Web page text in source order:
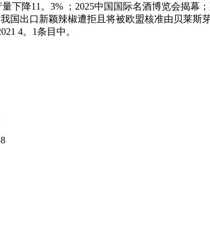
下降11。3% ；2025中国国际名酒博览会揭幕
国出口新颖辣椒遭拒且将被欧盟核准由贝莱斯
4。1条目中。